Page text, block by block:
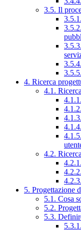
3.5. Il
4. Ricerca
4.1.
4.2.
5. Progettazione
5.1. Cosa
5.2.
5.3.